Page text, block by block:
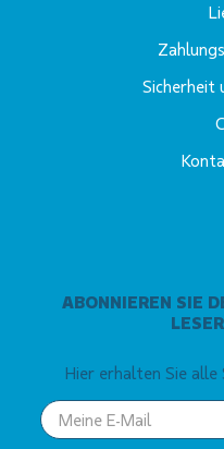
ABONNIEREN SIE
Hier erhalten Sie
Your
email
Sicherheit